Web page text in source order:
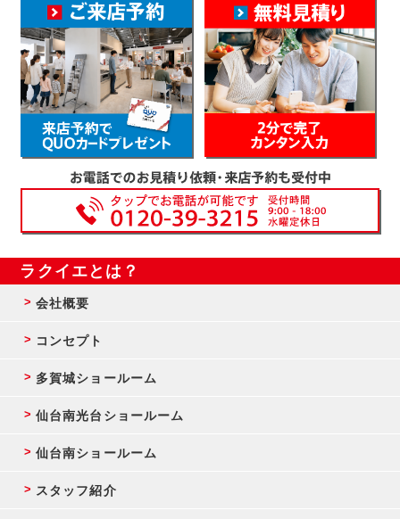
ラクイエとは？
会社概要
コンセプト
多賀城ショールーム
仙台南光台ショールーム
仙台南ショールーム
スタッフ紹介